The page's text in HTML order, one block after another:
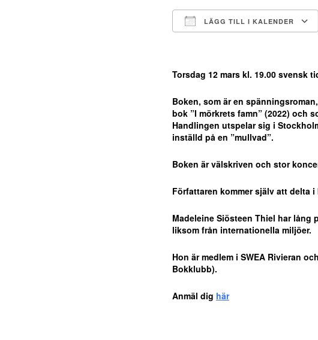
LÄGG TILL I KALENDER
Torsdag 12 mars kl. 19.00 svensk
Boken, som är en
bok ”I mörkrets famn” (2022) och
Handlingen utspelar sig i
inställd på en ”mullvad”.
Boken är välskriven och stor
Författaren kommer själv att delta
Madeleine Siösteen Thiel har
liksom från internationella miljöer.
Hon är medlem i SWEA Rivieran
Bokklubb).
Anmäl dig här